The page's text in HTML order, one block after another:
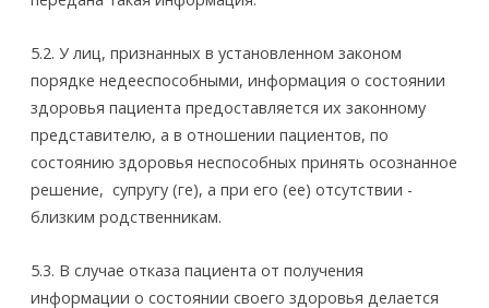
5.2. У лиц, признанных в установленном законом
порядке недееспособными, информация о состоянии
здоровья пациента предоставляется их законному
представителю, а в отношении пациентов, по
состоянию здоровья неспособных принять осознанное
решение, ­ супругу (ге), а при его (ее) отсутствии ­
близким родственникам.
5.3. В случае отказа пациента от получения
информации о состоянии своего здоровья делается